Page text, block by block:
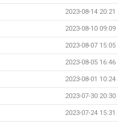
2023-08-14 20:21
2023-08-10 09:09
2023-08-07 15:05
2023-08-05 16:46
2023-08-01 10:24
2023-07-30 20:30
2023-07-24 15:31